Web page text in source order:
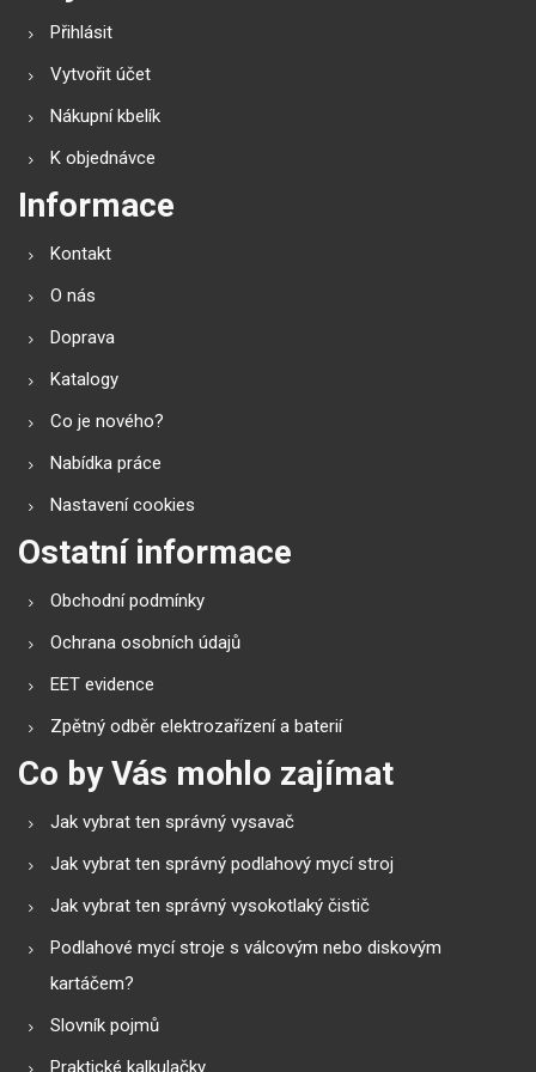
Přihlásit
Vytvořit účet
Nákupní kbelík
K objednávce
Informace
Kontakt
O nás
Doprava
Katalogy
Co je nového?
Nabídka práce
Nastavení cookies
Ostatní informace
Obchodní podmínky
Ochrana osobních údajů
EET evidence
Zpětný odběr elektrozařízení a baterií
Co by Vás mohlo zajímat
Jak vybrat ten správný vysavač
Jak vybrat ten správný podlahový mycí stroj
Jak vybrat ten správný vysokotlaký čistič
Podlahové mycí stroje s válcovým nebo diskovým
kartáčem?
Slovník pojmů